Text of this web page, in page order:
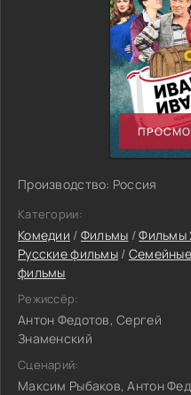
Производство: Россия
Категории:
Комедии / Фильмы /Фильмы
Русские фильмы/ Семейные
фильмы
Режиссёр:
Антон Федотов, Сергей
Знаменский
Сценарий:
Максим Рыбаков, Антон